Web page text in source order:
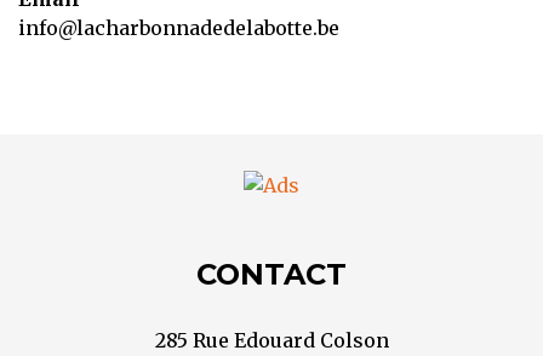
info@lacharbonnadedelabotte.be
CONTACT
285 Rue Edouard Colson